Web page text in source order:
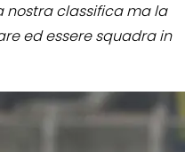
nostra classifica ma la
ed essere squadra in